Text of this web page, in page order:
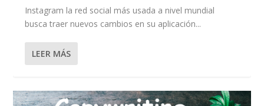
Instagram la red social más usada a nivel mundial
busca traer nuevos cambios en su aplicación...
LEER MÁS